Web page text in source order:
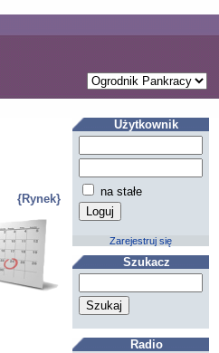
{Rynek}
Użytkownik
na stałe
Zarejestruj się
Szukacz
Radio